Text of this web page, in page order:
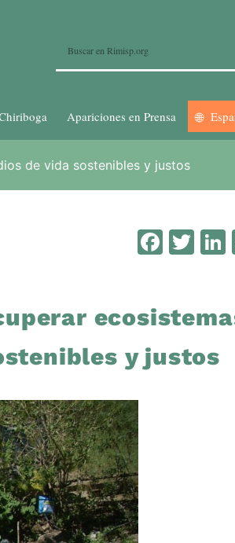
Apariciones en Prensa
de vida sostenibles y justos
y justos